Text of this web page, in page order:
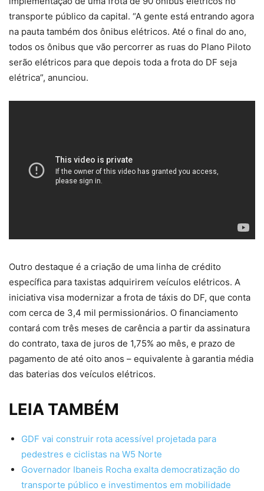
transporte público da capital. “A gente está entrando agora
na pauta também dos ônibus elétricos. Até o final do ano,
todos os ônibus que vão percorrer as ruas do Plano Piloto
serão elétricos para que depois toda a frota do DF seja
elétrica”, anunciou.
Outro destaque é a criação de uma linha de crédito
específica para taxistas adquirirem veículos elétricos. A
iniciativa visa modernizar a frota de táxis do DF, que conta
com cerca de 3,4 mil permissionários. O financiamento
contará com três meses de carência a partir da assinatura
do contrato, taxa de juros de 1,75% ao mês, e prazo de
pagamento de até oito anos – equivalente à garantia média
das baterias dos veículos elétricos.
LEIA TAMBÉM
GDF vai construir rota acessível projetada para
pedestres e ciclistas na W5 Norte
Governador Ibaneis Rocha exalta democratização do
transporte público e investimentos em mobilidade